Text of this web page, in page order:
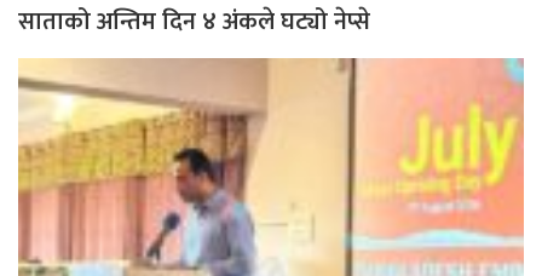
साताको अन्तिम दिन ४ अंकले घट्यो नेप्से